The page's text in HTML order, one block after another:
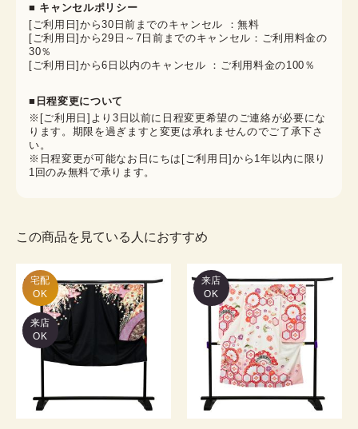
■ キャンセルポリシー
[ご利用日]から30日前までのキャンセル ：無料
[ご利用日]から29日～7日前までのキャンセル：ご利用料金の
30％
[ご利用日]から6日以内のキャンセル ：ご利用料金の100％
■日程変更について
※[ご利用日]より3日以前に日程変更希望のご連絡が必要にな
ります。期限を過ぎますと変更は承れませんのでご了承下さ
い。
※日程変更が可能なお日にちは[ご利用日]から1年以内に限り
1回のみ無料で承ります。
この商品を見ている人におすすめ
宅配
OK
来店
OK
来店
OK